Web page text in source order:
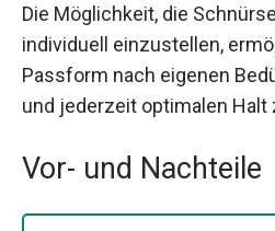
Die Möglichkeit, die
individuell einzustellen,
Passform nach eigenen
und jederzeit optimalen Halt
Vor- und Nachteile